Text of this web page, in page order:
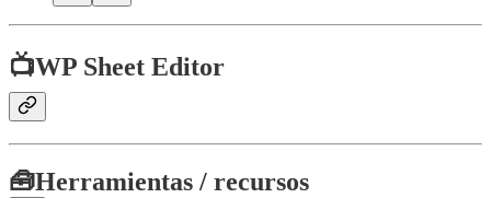
📺WP Sheet Editor
🧰Herramientas / recursos